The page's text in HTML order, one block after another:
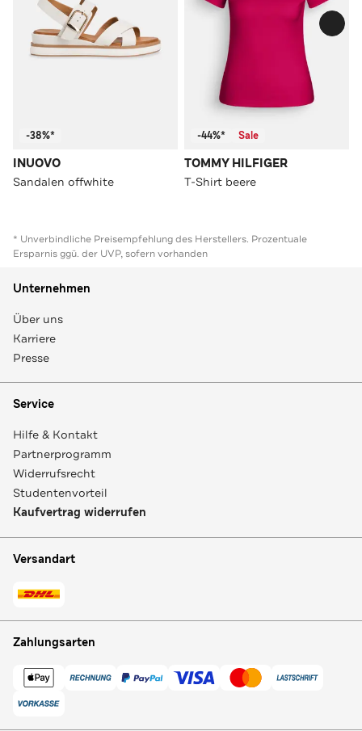
-38%*
INUOVO
Sandalen offwhite
-44%* Sale
TOMMY HILFIGER
T-Shirt beere
* Unverbindliche Preisempfehlung des Herstellers. Prozentuale
Ersparnis ggü. der UVP, sofern vorhanden
Unternehmen
Über uns
Karriere
Presse
Service
Hilfe & Kontakt
Partnerprogramm
Widerrufsrecht
Studentenvorteil
Kaufvertrag widerrufen
Versandart
Zahlungsarten